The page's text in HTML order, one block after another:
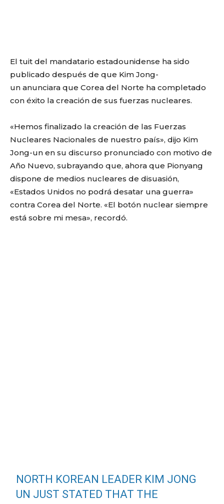
El tuit del mandatario estadounidense ha sido
publicado después de que Kim Jong-
un anunciara que Corea del Norte ha completado
con éxito la creación de sus fuerzas nucleares.
«Hemos finalizado la creación de las Fuerzas
Nucleares Nacionales de nuestro país», dijo Kim
Jong-un en su discurso pronunciado con motivo de
Año Nuevo, subrayando que, ahora que Pionyang
dispone de medios nucleares de disuasión,
«Estados Unidos no podrá desatar una guerra»
contra Corea del Norte. «El botón nuclear siempre
está sobre mi mesa», recordó.
NORTH KOREAN LEADER KIM JONG
UN JUST STATED THAT THE